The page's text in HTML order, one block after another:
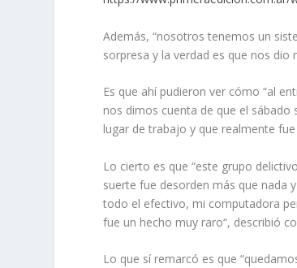
Además, “nosotros tenemos un
sorpresa y la verdad es que nos
Es que ahí pudieron ver cómo “al
nos dimos cuenta de que el sábado
lugar de trabajo y que realmente fue
Lo cierto es que “este grupo
suerte fue desorden más que nada
todo el efectivo, mi computadora
fue un hecho muy raro“, describió
Lo que sí remarcó es que